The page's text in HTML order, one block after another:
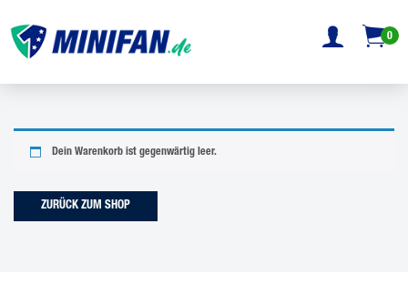
0
Dein Warenkorb ist gegenwärtig leer.
ZURÜCK ZUM SHOP